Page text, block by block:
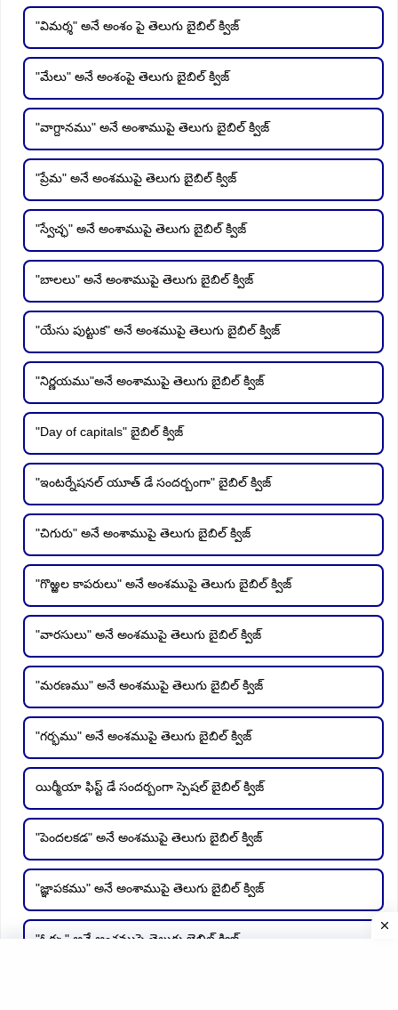
"విమర్శ" అనే అంశం పై తెలుగు బైబిల్ క్విజ్
"మేలు" అనే అంశంపై తెలుగు బైబిల్ క్విజ్
"వాగ్దానము" అనే అంశాముపై తెలుగు బైబిల్ క్విజ్
"ప్రేమ" అనే అంశముపై తెలుగు బైబిల్ క్విజ్
"స్వేచ్ఛ" అనే అంశాముపై తెలుగు బైబిల్ క్విజ్
"బాలలు" అనే అంశాముపై తెలుగు బైబిల్ క్విజ్
"యేసు పుట్టుక" అనే అంశముపై తెలుగు బైబిల్ క్విజ్
"నిర్ణయము"అనే అంశాముపై తెలుగు బైబిల్ క్విజ్
"Day of capitals" బైబిల్ క్విజ్
"ఇంటర్నేషనల్ యూత్ డే సందర్బంగా" బైబిల్ క్విజ్
"చిగురు" అనే అంశాముపై తెలుగు బైబిల్ క్విజ్
"గొఱ్ఱల కాపరులు" అనే అంశముపై తెలుగు బైబిల్ క్విజ్
"వారసులు" అనే అంశముపై తెలుగు బైబిల్ క్విజ్
"మరణము" అనే అంశముపై తెలుగు బైబిల్ క్విజ్
"గర్భము" అనే అంశముపై తెలుగు బైబిల్ క్విజ్
యిర్మీయా ఫిస్ట్ డే సందర్బంగా స్పెషల్ బైబిల్ క్విజ్
"పెందలకడ" అనే అంశముపై తెలుగు బైబిల్ క్విజ్
"జ్ఞాపకము" అనే అంశాముపై తెలుగు బైబిల్ క్విజ్
"ఓర్పు" అనే అంశముపై తెలుగు బైబిల్ క్విజ్